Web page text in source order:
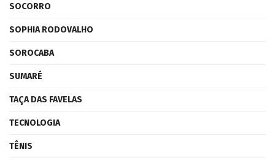
SOCORRO
SOPHIA RODOVALHO
SOROCABA
SUMARÉ
TAÇA DAS FAVELAS
TECNOLOGIA
TÊNIS